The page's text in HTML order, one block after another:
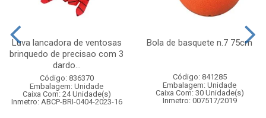
Luva lancadora de ventosas
brinquedo de precisao com 3
dardo...
Código: 836370
Embalagem: Unidade
Caixa Com: 24 Unidade(s)
Inmetro: ABCP-BRI-0404-2023-16
Bola de basquete n.7 75cm
Código: 841285
Embalagem: Unidade
Caixa Com: 30 Unidade(s)
Inmetro: 007517/2019